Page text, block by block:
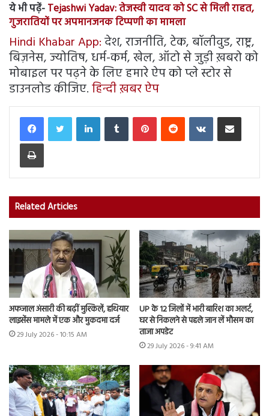
ये भी पढ़ें-Tejashwi Yadav: तेजस्वी यादव को SC से मिली राहत,
गुजरातियों पर अपमानजनक टिप्पणी का मामला
Hindi Khabar App:देश, राजनीति, टेक, बॉलीवुड, राष्ट्र,
बिज़नेस, ज्योतिष, धर्म-कर्म, खेल, ऑटो से जुड़ी ख़बरो को
मोबाइल पर पढ़ने के लिए हमारे ऐप को प्ले स्टोर से
डाउनलोड कीजिए.हिन्दी ख़बर ऐप
LinkedInTumblr PinterestReddit VKontakteShare via Email
Print
Related Articles
अफजाल अंसारी की बढ़ीं मुश्किलें, हथियार
लाइसेंस मामले में एक और मुकदमा दर्ज
29 July 2026 - 10:15 AM
UP के 12 जिलों में भारी बारिश का अलर्ट,
घर से निकलने से पहले जान लें मौसम का
ताजा अपडेट
29 July 2026 - 9:41 AM